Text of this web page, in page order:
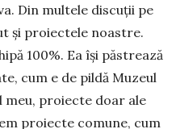
Din multele discuții pe
și proiectele noastre.
100%. Ea își păstrează
cum e de pildă Muzeul
meu, proiecte doar ale
proiecte comune, cum